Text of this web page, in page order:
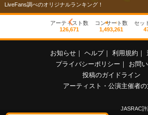
LiveFans調べのオリジナルランキング！
アーティスト数
126,671
コンサート数
1,493,261
セッ
お知らせ ヘルプ 利用規約
プライバシーポリシー
お問
投稿のガイドライン
アーティスト・公演主催者
JASRAC